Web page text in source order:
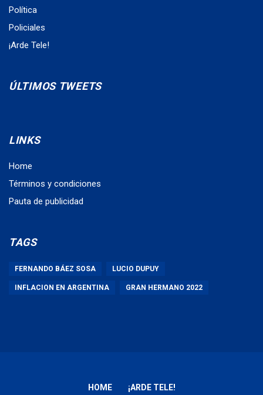
Política
Policiales
¡Arde Tele!
ÚLTIMOS TWEETS
LINKS
Home
Términos y condiciones
Pauta de publicidad
TAGS
FERNANDO BÁEZ SOSA LUCIO DUPUY
INFLACION EN ARGENTINA GRAN HERMANO 2022
HOME ¡ARDE TELE!